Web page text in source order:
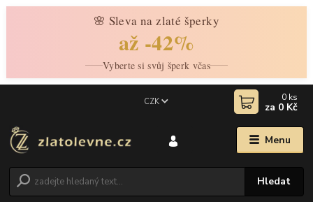
🌸 Sleva na zlaté šperky
až -42%
Vyberte si svůj šperk včas
Menu
CZK
Hledat
0 ks
za 0 Kč